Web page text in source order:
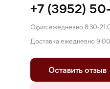
+7 (3952)
Офис ежедневно 8:30-
Доставка ежедневно
Оставить отзыв